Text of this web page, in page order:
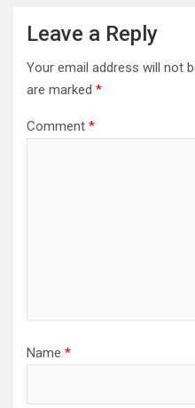
Leave a Reply
Your email address will not
are marked *
Comment *
Name *